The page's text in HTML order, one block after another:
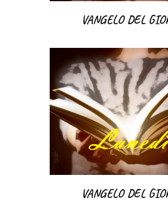
VANGELO DEL
VANGELO DEL